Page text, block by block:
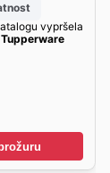
vypršela
Tupperware